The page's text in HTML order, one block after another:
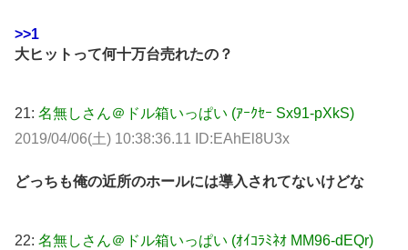
>>1
大ヒットって何十万台売れたの？
21: 名無しさん＠ドル箱いっぱい (ｱｰｸｾｰ Sx91-pXkS)
2019/04/06(土) 10:38:36.11 ID:EAhEl8U3x
どっちも俺の近所のホールには導入されてないけどな
22: 名無しさん＠ドル箱いっぱい (ｵｲｺﾗﾐﾈｵ MM96-dEQr)